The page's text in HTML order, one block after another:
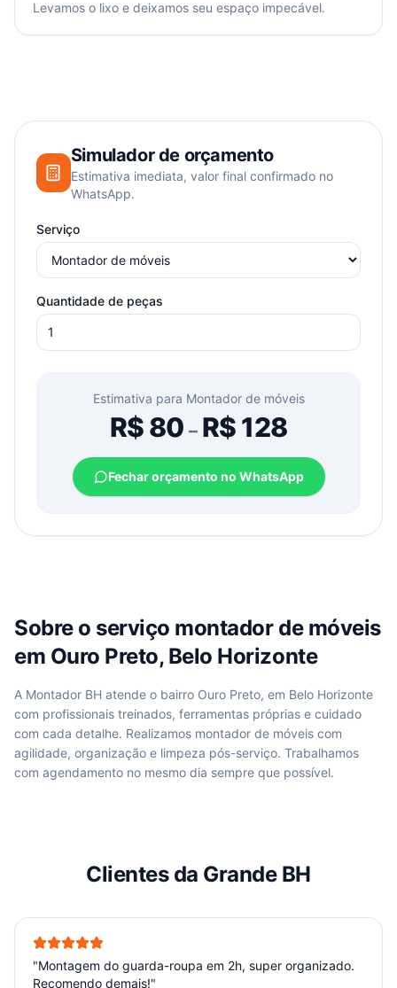
Levamos o lixo e deixamos seu espaço impecável.
Simulador de orçamento
Estimativa imediata, valor final confirmado no
WhatsApp.
Serviço
Quantidade de peças
Estimativa para Montador de móveis
R$80 –R$128
Fechar orçamento no WhatsApp
Sobre o serviço montador de móveis
em Ouro Preto, Belo Horizonte
A Montador BH atende o bairro Ouro Preto, em Belo Horizonte
com profissionais treinados, ferramentas próprias e cuidado
com cada detalhe. Realizamos montador de móveis com
agilidade, organização e limpeza pós-serviço. Trabalhamos
com agendamento no mesmo dia sempre que possível.
Clientes da Grande BH
"Montagem do guarda-roupa em 2h, super organizado.
Recomendo demais!"